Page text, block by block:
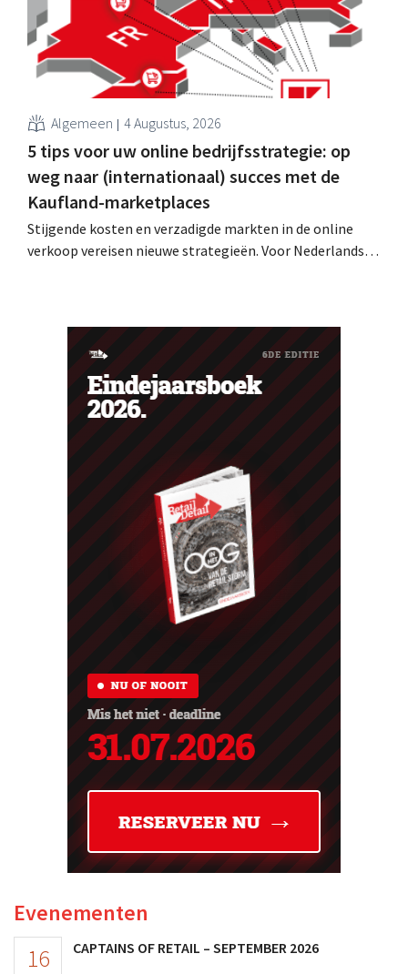
Algemeen 4 Augustus, 2026
5 tips voor uw online bedrijfsstrategie: op
weg naar (internationaal) succes met de
Kaufland-marketplaces
Stijgende kosten en verzadigde markten in de online
verkoop vereisen nieuwe strategieën. Voor Nederlandse
realiseren – met Kaufland Global...
Evenementen
16 CAPTAINS OF RETAIL – SEPTEMBER 2026